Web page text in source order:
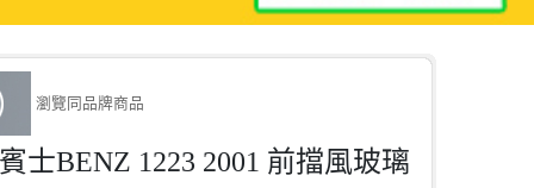
瀏覽同品牌商品
士BENZ 1223 2001 前擋風玻璃